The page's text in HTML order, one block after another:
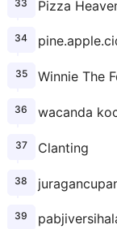
Pizza
Winnie The
wacanda
Clanting